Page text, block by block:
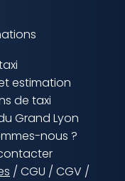
estimation
de taxi
Grand Lyon
nous ?
/ CGU / CGV /